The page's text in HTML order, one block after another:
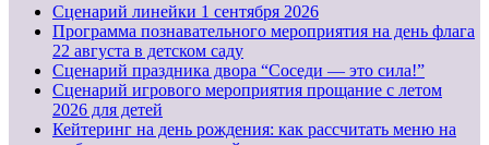
Cценарий линейки 1 сентября 2026
Программа познавательного мероприятия на день флага
22 августа в детском саду
Сценарий праздника двора “Соседи — это сила!”
Сценарий игрового мероприятия прощание с летом
2026 для детей
Кейтеринг на день рождения: как рассчитать меню на